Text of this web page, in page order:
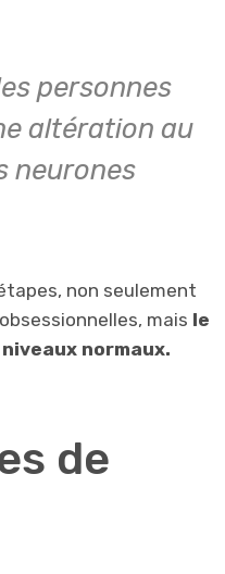
personnes
altération au
neurones
non seulement
mais le
normaux.
de